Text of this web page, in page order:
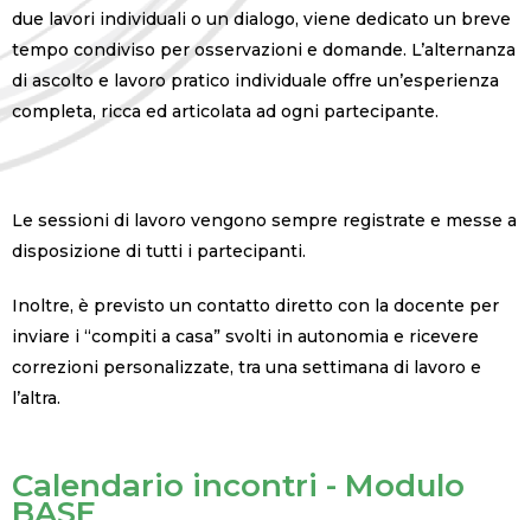
due lavori individuali o un dialogo, viene dedicato un breve
tempo condiviso per osservazioni e domande. L’alternanza
di ascolto e lavoro pratico individuale offre un’esperienza
completa, ricca ed articolata ad ogni partecipante.
Le sessioni di lavoro vengono sempre registrate e messe a
disposizione di tutti i partecipanti.
Inoltre, è previsto un contatto diretto con la docente per
inviare i “compiti a casa” svolti in autonomia e ricevere
correzioni personalizzate, tra una settimana di lavoro e
l’altra.
Calendario incontri - Modulo